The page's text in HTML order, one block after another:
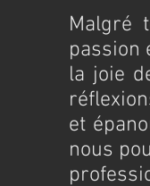
Malgré
passion
la joie
et
nous